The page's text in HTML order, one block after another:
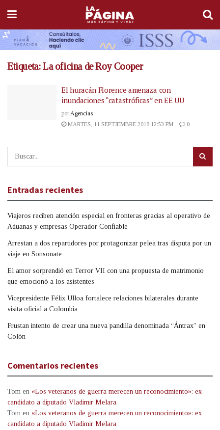
Etiqueta:La oficina de Roy Cooper
El huracán Florence amenaza con
inundaciones “catastróficas” en EE UU
por Agencias
MARTES, 11 SEPTIEMBRE 2018 12:53 PM
0
Entradas recientes
Viajeros reciben atención especial en fronteras gracias al operativo de
Aduanas y empresas Operador Confiable
Arrestan a dos repartidores por protagonizar pelea tras disputa por un
viaje en Sonsonate
El amor sorprendió en Terror VII con una propuesta de matrimonio
que emocionó a los asistentes
Vicepresidente Félix Ulloa fortalece relaciones bilaterales durante
visita oficial a Colombia
Frustan intento de crear una nueva pandilla denominada “Ántrax” en
Colón
Comentarios recientes
Tom en «Los veteranos de guerra merecen un reconocimiento»: ex
candidato a diputado Vladimir Melara
Tom en «Los veteranos de guerra merecen un reconocimiento»: ex
candidato a diputado Vladimir Melara